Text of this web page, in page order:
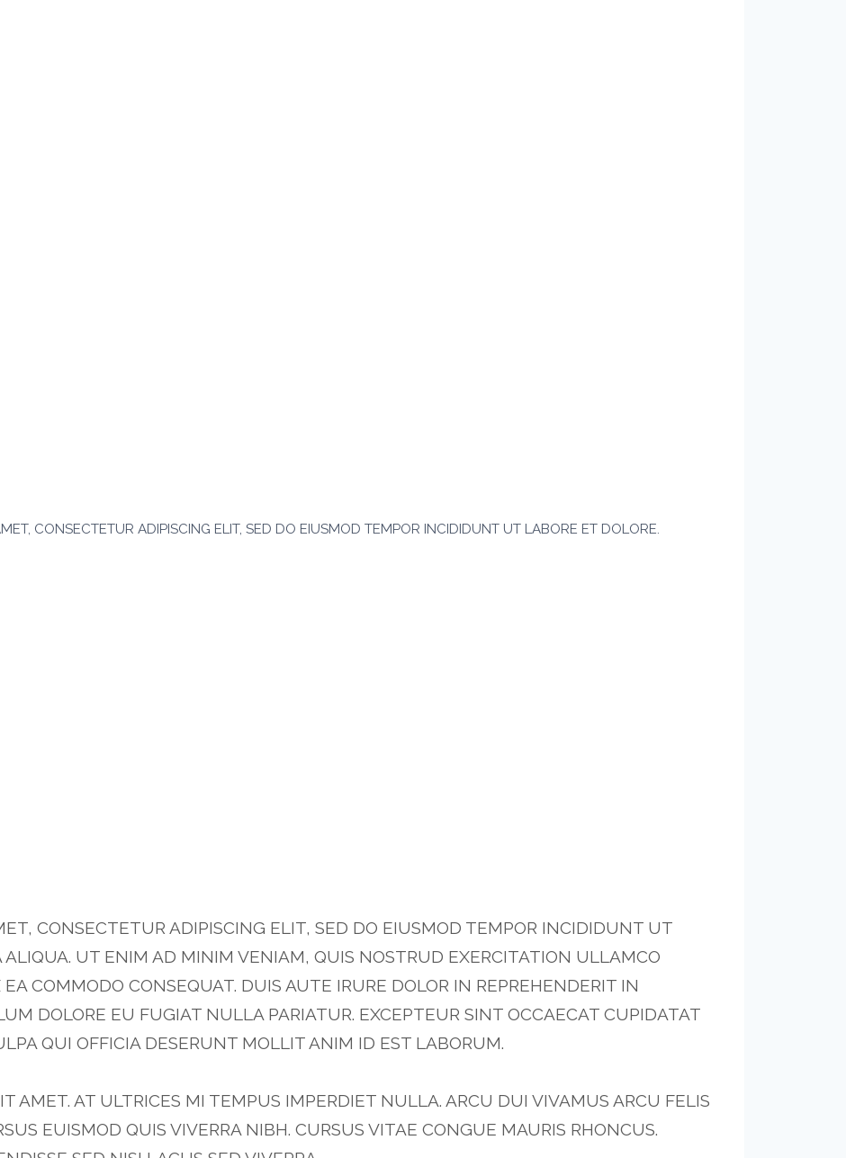
CONSECTETUR ADIPISCING ELIT, SED DO EIUSMOD TEMPOR INCIDIDUNT UT LABORE ET DOLORE.
CONSECTETUR ADIPISCING ELIT, SED DO EIUSMOD TEMPOR INCIDIDUNT UT
ALIQUA. UT ENIM AD MINIM VENIAM, QUIS NOSTRUD EXERCITATION ULLAMCO
COMMODO CONSEQUAT. DUIS AUTE IRURE DOLOR IN REPREHENDERIT IN
DOLORE EU FUGIAT NULLA PARIATUR. EXCEPTEUR SINT OCCAECAT CUPIDATAT
QUI OFFICIA DESERUNT MOLLIT ANIM ID EST LABORUM.
AMET. AT ULTRICES MI TEMPUS IMPERDIET NULLA. ARCU DUI VIVAMUS ARCU FELIS
EUISMOD QUIS VIVERRA NIBH. CURSUS VITAE CONGUE MAURIS RHONCUS.